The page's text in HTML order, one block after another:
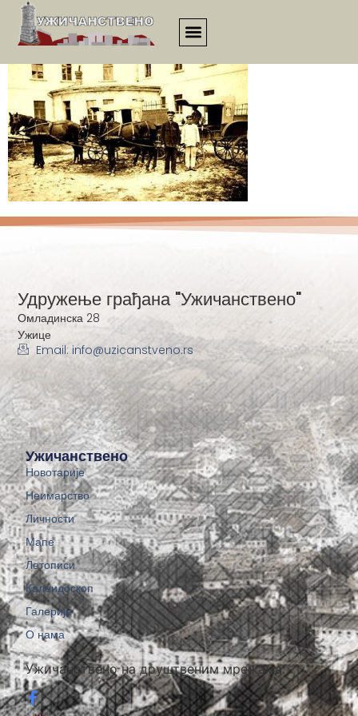
esej00068
Ужичанствено на друштвеним мрежама:
Ужичанствено
Новотарије
Неимарство
Личности
Мапе
Летописи
Калеидоскоп
Галерије
О нама
Удружење грађана "Ужичанствено"
Омладинска 28
Ужице
Email: info@uzicanstveno.rs